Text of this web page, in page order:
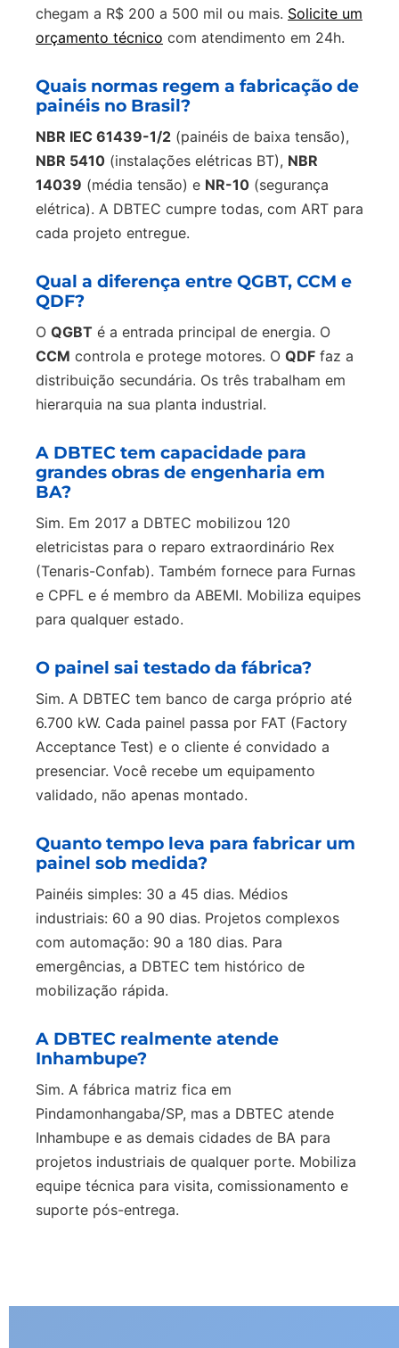
chegam a R$ 200 a 500 mil ou mais. Solicite um
orçamento técnico com atendimento em 24h.
Quais normas regem a fabricação de
painéis no Brasil?
NBR IEC 61439-1/2 (painéis de baixa tensão),
NBR 5410 (instalações elétricas BT), NBR
14039 (média tensão) e NR-10 (segurança
elétrica). A DBTEC cumpre todas, com ART para
cada projeto entregue.
Qual a diferença entre QGBT, CCM e
QDF?
O QGBT é a entrada principal de energia. O
CCM controla e protege motores. O QDF faz a
distribuição secundária. Os três trabalham em
hierarquia na sua planta industrial.
A DBTEC tem capacidade para
grandes obras de engenharia em
BA?
Sim. Em 2017 a DBTEC mobilizou 120
eletricistas para o reparo extraordinário Rex
(Tenaris-Confab). Também fornece para Furnas
e CPFL e é membro da ABEMI. Mobiliza equipes
para qualquer estado.
O painel sai testado da fábrica?
Sim. A DBTEC tem banco de carga próprio até
6.700 kW. Cada painel passa por FAT (Factory
Acceptance Test) e o cliente é convidado a
presenciar. Você recebe um equipamento
validado, não apenas montado.
Quanto tempo leva para fabricar um
painel sob medida?
Painéis simples: 30 a 45 dias. Médios
industriais: 60 a 90 dias. Projetos complexos
com automação: 90 a 180 dias. Para
emergências, a DBTEC tem histórico de
mobilização rápida.
A DBTEC realmente atende
Inhambupe?
Sim. A fábrica matriz fica em
Pindamonhangaba/SP, mas a DBTEC atende
Inhambupe e as demais cidades de BA para
projetos industriais de qualquer porte. Mobiliza
equipe técnica para visita, comissionamento e
suporte pós-entrega.